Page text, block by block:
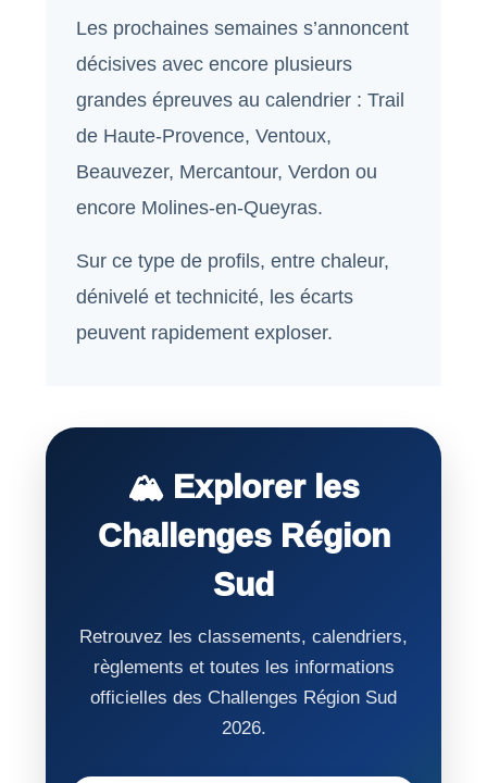
Les prochaines semaines s’annoncent
décisives avec encore plusieurs
grandes épreuves au calendrier : Trail
de Haute-Provence, Ventoux,
Beauvezer, Mercantour, Verdon ou
encore Molines-en-Queyras.
Sur ce type de profils, entre chaleur,
dénivelé et technicité, les écarts
peuvent rapidement exploser.
🏔️ Explorer les
Challenges Région
Sud
Retrouvez les classements, calendriers,
règlements et toutes les informations
officielles des Challenges Région Sud
2026.